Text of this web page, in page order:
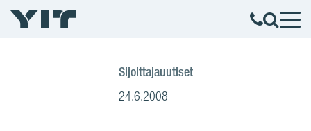
Sijoittajauutiset
24.6.2008